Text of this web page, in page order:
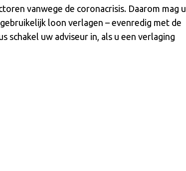
vanwege de coronacrisis. Daarom mag u
loon verlagen – evenredig met de
schakel uw adviseur in, als u een verlaging